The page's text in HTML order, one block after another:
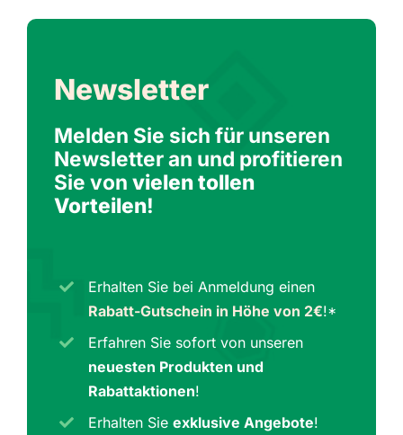
Newsletter
Melden Sie sich für unseren
Newsletter an und profitieren
Sie von vielen tollen
Vorteilen!
Erhalten Sie bei Anmeldung einen
Rabatt-Gutschein in Höhe von 2€!*
Erfahren Sie sofort von unseren
neuesten Produkten und
Rabattaktionen!
Erhalten Sieexklusive Angebote!